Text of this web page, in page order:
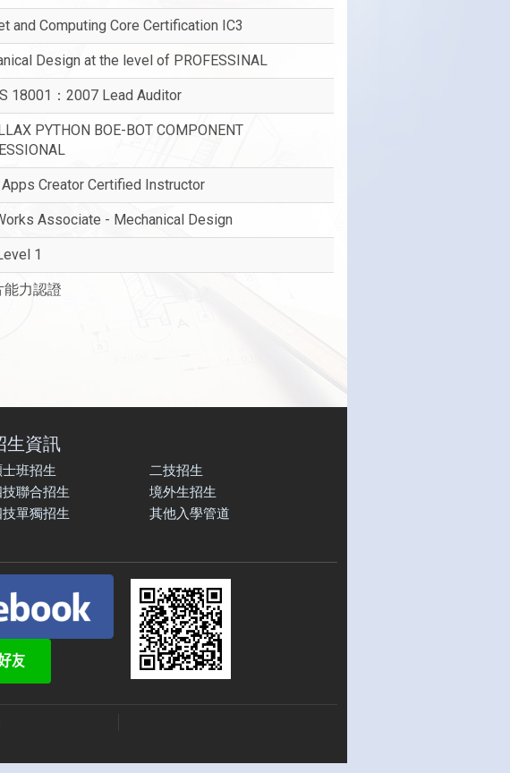
and Computing Core Certification IC3
Design at the level of PROFESSINAL
18001：2007 Lead Auditor
PYTHON BOE-BOT COMPONENT
Creator Certified Instructor
Associate - Mechanical Design
1
能力認證
生資訊
班招生
技聯合招生
技單獨招生
二技招生
境外生招生
其他入學管道